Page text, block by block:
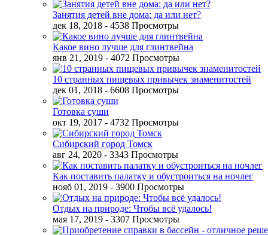
Занятия детей вне дома: да или нет?
дек 18, 2018 - 4538 Просмотры
Какое вино лучше для глинтвейна
янв 21, 2019 - 4072 Просмотры
10 странных пищевых привычек знаменитостей
дек 01, 2018 - 6608 Просмотры
Готовка суши
окт 19, 2017 - 4732 Просмотры
Сибирский город Томск
авг 24, 2020 - 3343 Просмотры
Как поставить палатку и обустроиться на ночлег
нояб 01, 2019 - 3900 Просмотры
Отдых на природе: Чтобы всё удалось!
мая 17, 2019 - 3307 Просмотры